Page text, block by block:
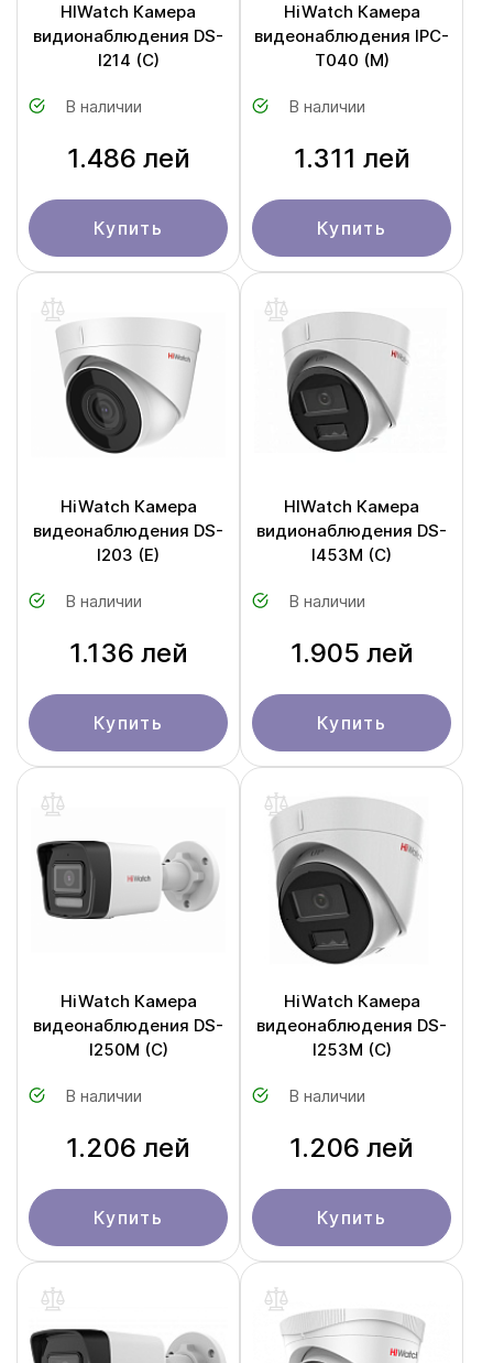
HIWatch Камера
видионаблюдения DS-
I214 (C)
В наличии
1.486 лей
Купить
HiWatch Камера
видеонаблюдения IPC-
T040 (M)
В наличии
1.311 лей
Купить
HiWatch Камера
видеонаблюдения DS-
I203 (E)
В наличии
1.136 лей
Купить
HIWatch Камера
видионаблюдения DS-
I453M (C)
В наличии
1.905 лей
Купить
HiWatch Камера
видеонаблюдения DS-
I250M (С)
В наличии
1.206 лей
Купить
HiWatch Камера
видеонаблюдения DS-
I253M (С)
В наличии
1.206 лей
Купить